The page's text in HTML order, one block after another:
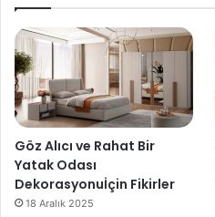
Göz Alıcı ve Rahat Bir
Yatak Odası
Dekorasyonuİçin Fikirler
18 Aralık 2025